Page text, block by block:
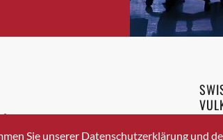
Bülach
Cazis
Crissier
Davos Platz
+41 43 336 40 20
Sie unserer Datenschutzerklärung und